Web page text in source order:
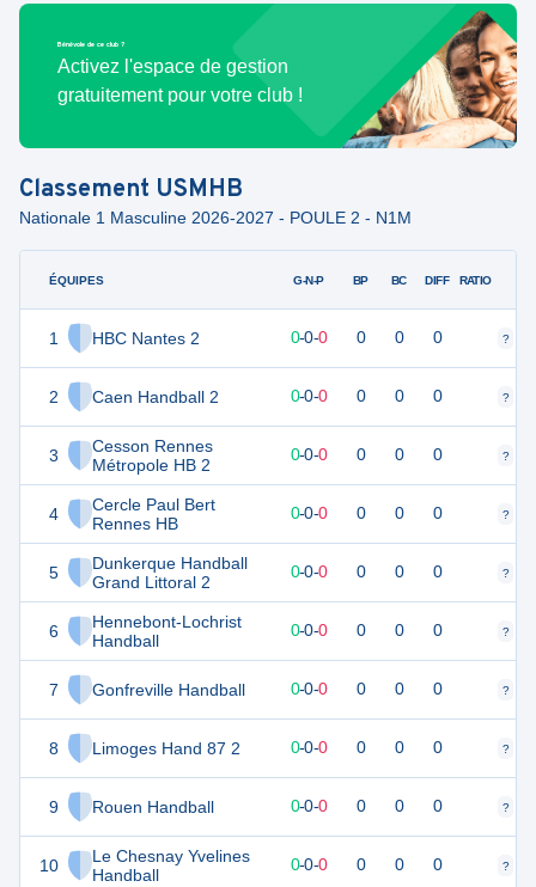
Bénévole de ce club ?
Activez l'espace de gestion
gratuitement pour votre club !
Classement USMHB
Nationale 1 Masculine 2026-2027 - POULE 2 - N1M
ÉQUIPES
1 HBC Nantes 2
2 Caen Handball 2
3
Cesson Rennes
Métropole HB 2
4
Cercle Paul Bert
Rennes HB
5
Dunkerque Handball
Grand Littoral 2
6
Hennebont-Lochrist
Handball
7 Gonfreville Handball
8 Limoges Hand 87 2
9 Rouen Handball
10
Le Chesnay Yvelines
Handball
G-N-P BP BC DIFF RATIO
0-0-0 0 0 0 ?
0 0-0-0 0 0 0 ?
0-0-0 0 0 0 ?
0 0-0-0 0 0 0 ?
0 0-0-0 0 0 0 ?
0 0-0-0 0 0 0 ?
0 0-0-0 0 0 0 ?
0 0-0-0 0 0 0 ?
0-0-0 0 0 0 ?
0 0-0-0 0 0 0 ?